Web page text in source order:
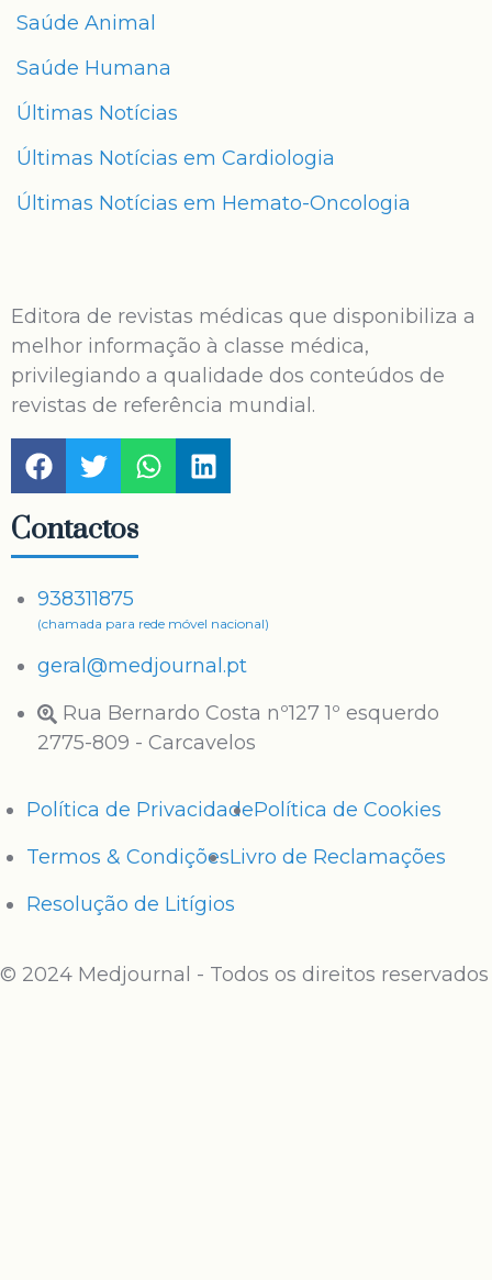
Saúde Animal
Saúde Humana
Últimas Notícias
Últimas Notícias em Cardiologia
Últimas Notícias em Hemato-Oncologia
Editora de revistas médicas que disponibiliza a
melhor informação à classe médica,
privilegiando a qualidade dos conteúdos de
revistas de referência mundial.
Contactos
938311875
(chamada para rede móvel nacional)
geral@medjournal.pt
Rua Bernardo Costa nº127 1º esquerdo
2775-809 - Carcavelos
Política de PrivacidadePolítica de Cookies
Termos & CondiçõesLivro de Reclamações
Resolução de Litígios
© 2024 Medjournal - Todos os direitos reservados